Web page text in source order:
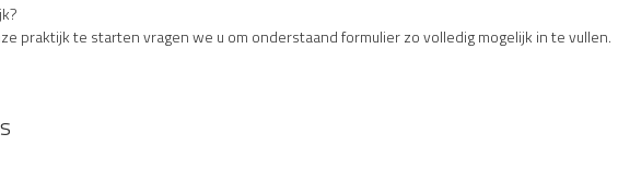
praktijk te starten vragen we u om onderstaand formulier zo volledig mogelijk in te vullen.